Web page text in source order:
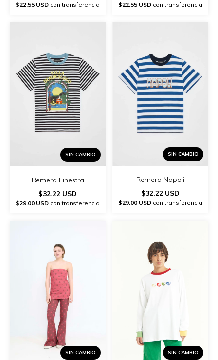
$22.55 USD con transferencia $22.55 USD con transferencia
SIN CAMBIO
Remera Finestra
$32.22 USD
$29.00 USD con transferencia
SIN CAMBIO
Remera Napoli
$32.22 USD
$29.00 USD con transferencia
SIN CAMBIO SIN CAMBIO